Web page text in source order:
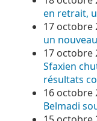
en retrait,
17 octobre
un
17 octobre
Sfaxien
résultats
16 octobre
Belmadi